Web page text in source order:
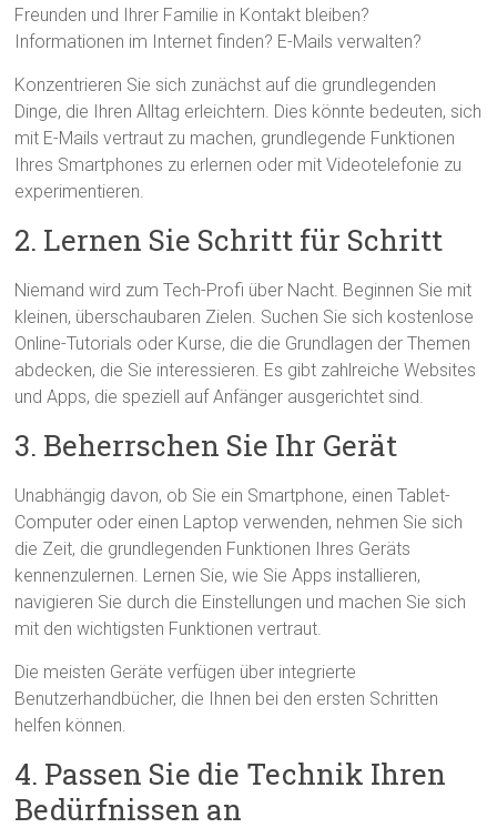
Freunden und Ihrer Familie in Kontakt bleiben?
Informationen im Internet finden? E-Mails verwalten?
Konzentrieren Sie sich zunächst auf die grundlegenden
Dinge, die Ihren Alltag erleichtern. Dies könnte bedeuten, sich
mit E-Mails vertraut zu machen, grundlegende Funktionen
Ihres Smartphones zu erlernen oder mit Videotelefonie zu
experimentieren.
2. Lernen Sie Schritt für Schritt
Niemand wird zum Tech-Profi über Nacht. Beginnen Sie mit
kleinen, überschaubaren Zielen. Suchen Sie sich kostenlose
Online-Tutorials oder Kurse, die die Grundlagen der Themen
abdecken, die Sie interessieren. Es gibt zahlreiche Websites
und Apps, die speziell auf Anfänger ausgerichtet sind.
3. Beherrschen Sie Ihr Gerät
Unabhängig davon, ob Sie ein Smartphone, einen Tablet-
Computer oder einen Laptop verwenden, nehmen Sie sich
die Zeit, die grundlegenden Funktionen Ihres Geräts
kennenzulernen. Lernen Sie, wie Sie Apps installieren,
navigieren Sie durch die Einstellungen und machen Sie sich
mit den wichtigsten Funktionen vertraut.
Die meisten Geräte verfügen über integrierte
Benutzerhandbücher, die Ihnen bei den ersten Schritten
helfen können.
4. Passen Sie die Technik Ihren
Bedürfnissen an